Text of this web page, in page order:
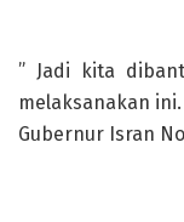
” Jadi kita
melaksanakan
Gubernur Isran